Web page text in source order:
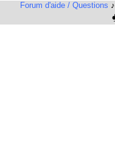
Forum d'aide / Questions